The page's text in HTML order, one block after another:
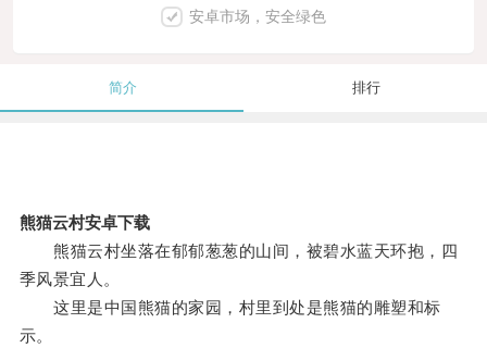
安卓市场，安全绿色
简介 排行
熊猫云村安卓下载
熊猫云村坐落在郁郁葱葱的山间，被碧水蓝天环抱，四
季风景宜人。
这里是中国熊猫的家园，村里到处是熊猫的雕塑和标
示。